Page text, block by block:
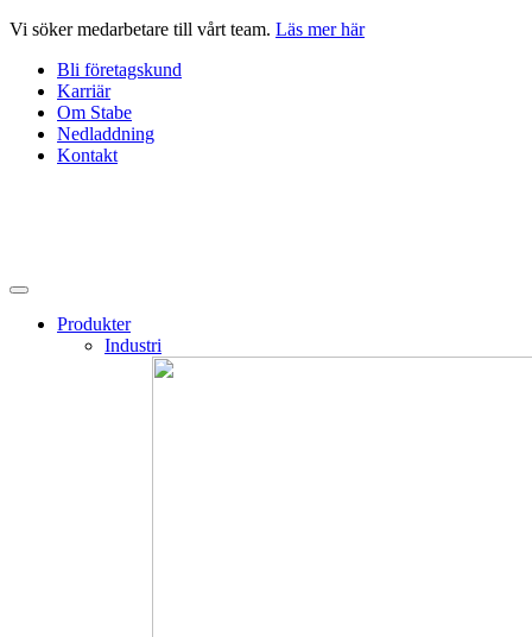
Hoppa
innehåll
Vi söker medarbetare till vårt team. Läs mer här
Bli företagskund
Karriär
Om Stabe
Nedladdning
Kontakt
Produkter
Industri